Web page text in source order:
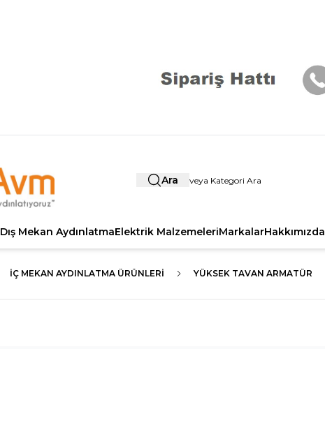
Ara
Dış Mekan AydınlatmaElektrik MalzemeleriMarkalarHakkımızda
İÇ MEKAN AYDINLATMA ÜRÜNLERI YÜKSEK TAVAN ARMATÜR